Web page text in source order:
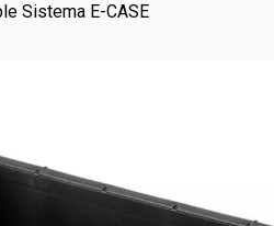
Sistema E-CASE